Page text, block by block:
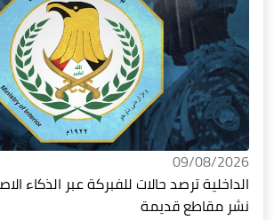
09/08/2026
الداخلية ترصد حالات للفبركة عبر الذكاء
نشر مقاطع قديمة